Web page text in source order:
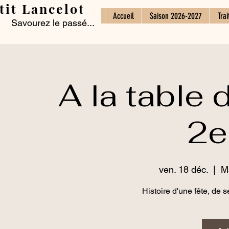
Lancelot
Savourez le passé...
Accueil Saison 2026-2027
A la table
ven. 18 déc.
Histoire d'une fête, de